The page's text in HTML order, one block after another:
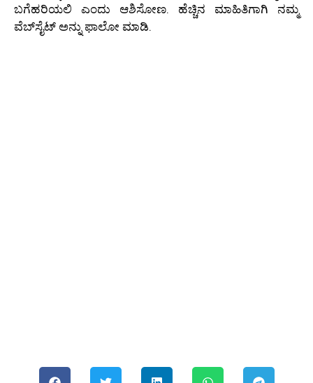
ಬಗೆಹರಿಯಲಿ ಎಂದು ಆಶಿಸೋಣ. ಹೆಚ್ಚಿನ ಮಾಹಿತಿಗಾಗಿ ನಮ್ಮ
ವೆಬ್‌ಸೈಟ್ ಅನ್ನು ಫಾಲೋ ಮಾಡಿ.